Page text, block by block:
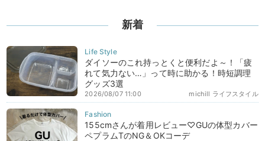
新着
ダイソーのこれ持っとくと便利だよ～！「疲
れて気力ない…」って時に助かる！時短調理
グッズ3選
michill ライフスタイル
2026/08/07 11:00
155cmさんが着用レビュー♡GUの体型カバー
ペプラムTのNG＆OKコーデ